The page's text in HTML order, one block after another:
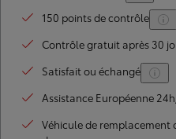
150 points de contrôle
Contrôle gratuit après 30
Satisfait ou échangé
Assistance Européenne
Véhicule de remplacement